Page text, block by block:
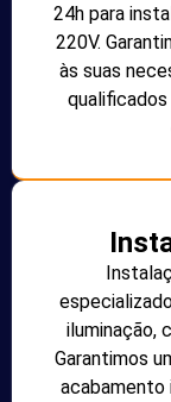
24h para
220V.
às suas
iluminação,
Garantimos
acabamento